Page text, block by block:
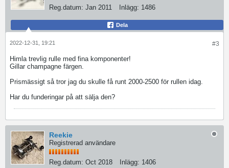
Reg.datum: Jan 2011 Inlägg: 1486
Dela
#3
2022-12-31, 19:21
Himla trevlig rulle med fina komponenter!
Gillar champagne färgen.
Prismässigt så tror jag du skulle få runt 2000-2500 för rullen idag.
Har du funderingar på att sälja den?
Reekie
Registrerad användare
Reg.datum: Oct 2018 Inlägg: 1406